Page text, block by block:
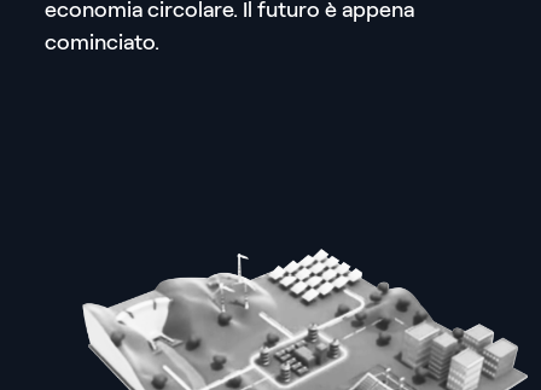
economia circolare. Il futuro è appena
cominciato.